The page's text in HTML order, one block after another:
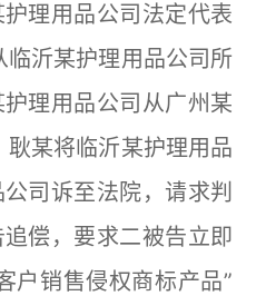
理用品公司法定代表
沂某护理用品公司所
理用品公司从广州某
耿某将临沂某护理用品
司诉至法院，请求判
偿，要求二被告立即
户销售侵权商标产品”